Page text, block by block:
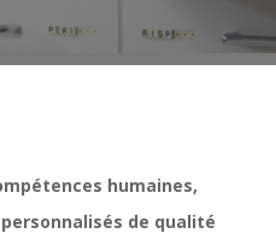
humaines,
de qualité